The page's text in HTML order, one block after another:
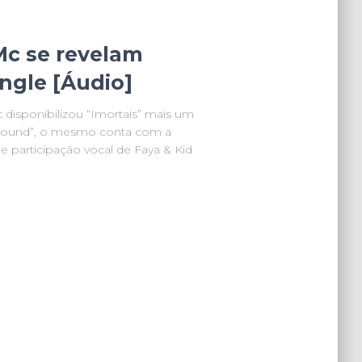
se revelam
[Áudio]
“Imortais” mais um
o mesmo conta com a
vocal de Faya & Kid